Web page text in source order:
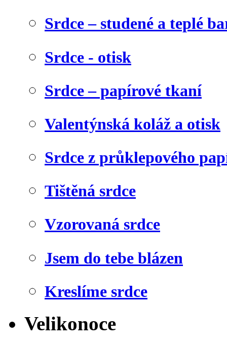
Srdce – studené a teplé
Srdce - otisk
Srdce – papírové tkaní
Valentýnská koláž a otisk
Srdce z průklepového
Tištěná srdce
Vzorovaná srdce
Jsem do tebe blázen
Kreslíme srdce
Velikonoce